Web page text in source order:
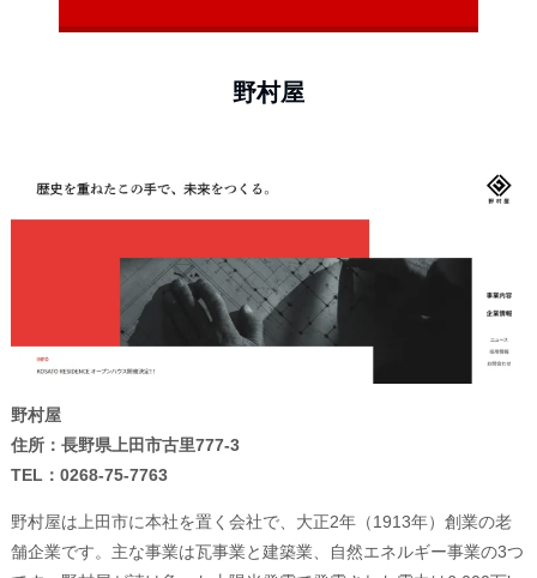
野村屋
野村屋
住所：長野県上田市古里777-3
TEL：0268-75-7763
野村屋は上田市に本社を置く会社で、大正2年（1913年）創業の老
舗企業です。主な事業は瓦事業と建築業、自然エネルギー事業の3つ